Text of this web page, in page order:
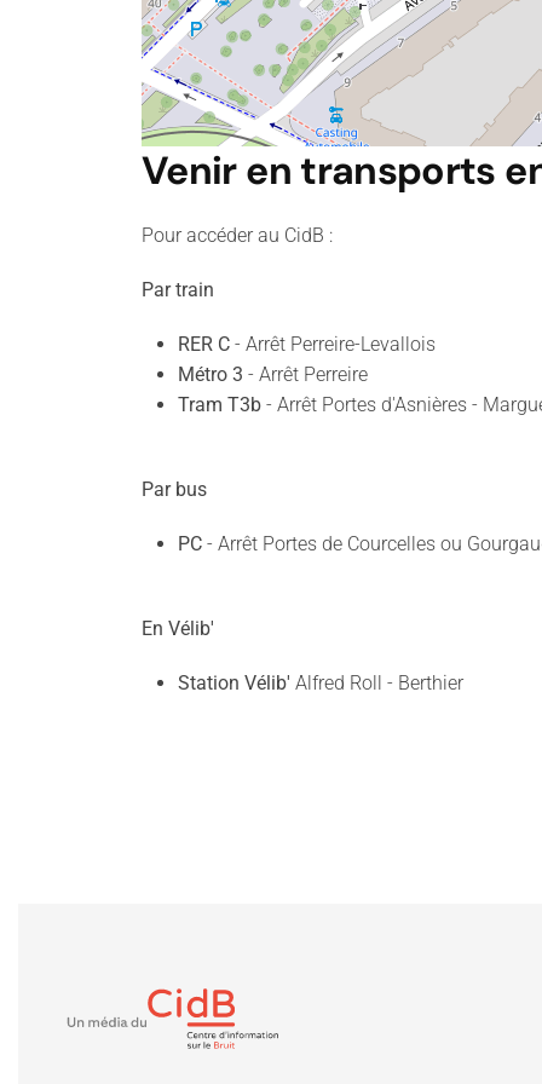
Venir en transports
Pour accéder au CidB :
Par train
RER C - Arrêt Perreire-Levallois
Métro 3 - Arrêt Perreire
Tram T3b - Arrêt Portes d'Asnières -
Par bus
PC - Arrêt Portes de Courcelles ou
En Vélib'
Station Vélib' Alfred Roll - Berthier